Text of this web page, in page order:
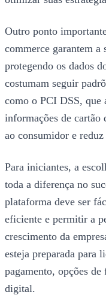
Outro ponto
commerce garantem a
protegendo os dados
costumam seguir
como o PCI DSS, que
informações de cartão
ao consumidor e
Para iniciantes, a
toda a diferença no
plataforma deve ser
eficiente e permitir a
crescimento da
esteja preparada para
pagamento, opções
digital.